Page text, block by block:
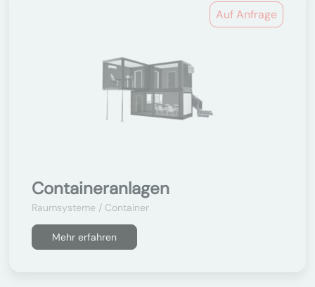
Auf Anfrage
Containeranlagen
Raumsysteme / Container
Mehr erfahren